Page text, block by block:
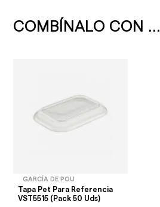
COMBÍNALO CON ...
GARCÍA DE POU
Tapa Pet Para Referencia
VST5515 (Pack 50 Uds)